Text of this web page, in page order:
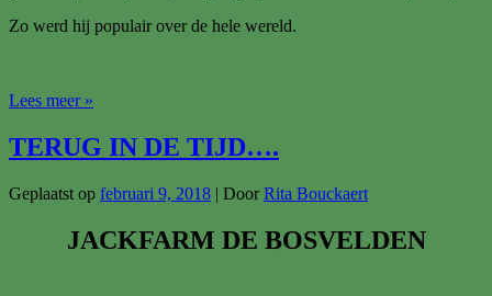
Zo werd hij populair over de hele wereld.
Lees meer »
DIE
VANDAAG
IS….
TERUG IN DE TIJD….
Geplaatst op februari 9, 2018 | DoorRita Bouckaert
JACKFARM DE BOSVELDEN